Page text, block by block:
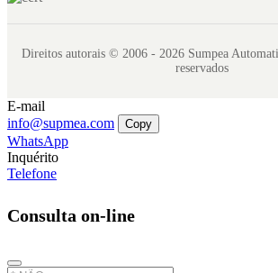
Direitos autorais © 2006 - 2026 Sumpea
reservados
E-mail
info@supmea.com
Copy
WhatsApp
Inquérito
Telefone
Consulta on-line